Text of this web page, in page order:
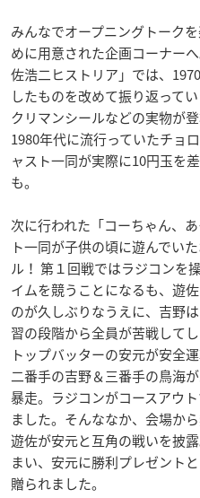
みんなでオープニングトーク
めに用意された企画コーナー
佐浩二ヒストリア」では、
したものを改めて振り返って
クリマンシールなどの実物が
1980年代に流行っていたチョ
ャスト一同が実際に10円玉を
も。
次に行われた「コーちゃん、
ト一同が子供の頃に遊んでい
ル！ 第１回戦ではラジコンを
イムを競うことになるも、遊
のが久しぶりなうえに、吉野
習の段階から全員が苦戦して
トップバッターの安元が安全
二番手の吉野＆三番手の鳥海
暴走。ラジコンがコースアウ
ました。そんななか、会場か
遊佐が安元と互角の戦いを披
まい、安元に勝利プレゼント
贈られました。